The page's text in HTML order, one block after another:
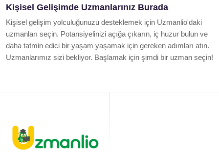
Kişisel Gelişimde Uzmanlarınız Burada
Kişisel gelişim yolculuğunuzu desteklemek için Uzmanlio'daki
uzmanları seçin. Potansiyelinizi açığa çıkarın, iç huzur bulun ve
daha tatmin edici bir yaşam yaşamak için gereken adımları atın.
Uzmanlarımız sizi bekliyor. Başlamak için şimdi bir uzman seçin!